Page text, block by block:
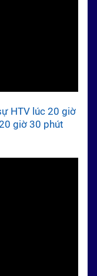
HTV lúc 20 giờ
giờ 30 phút